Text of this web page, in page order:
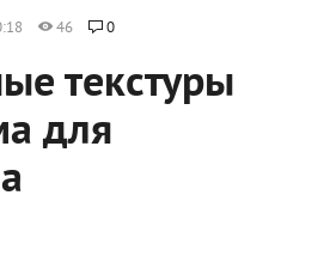
46 0
текстуры
для